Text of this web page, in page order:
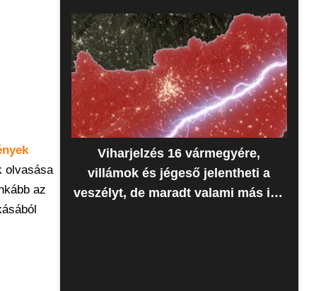
olvasása
az
erre várt
Viharjelzés 16 vármegyére,
villámok és jégeső jelentheti a
veszélyt, de maradt valami más is -